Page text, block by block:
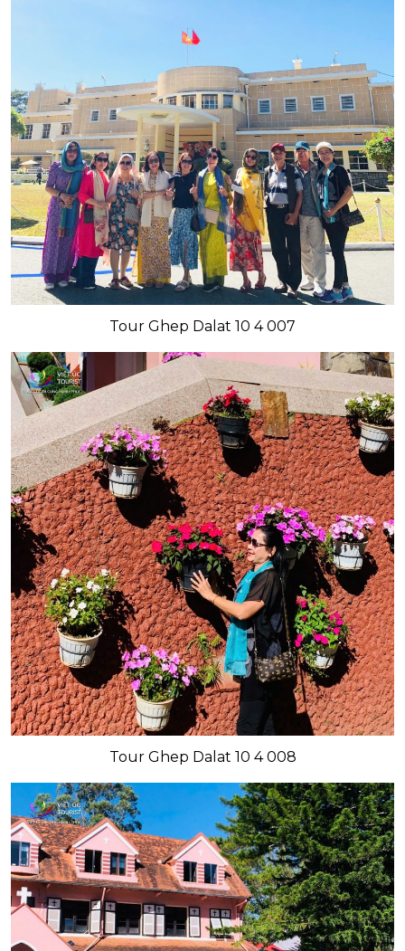
Tour Ghep Dalat 10 4 007
Tour Ghep Dalat 10 4 008